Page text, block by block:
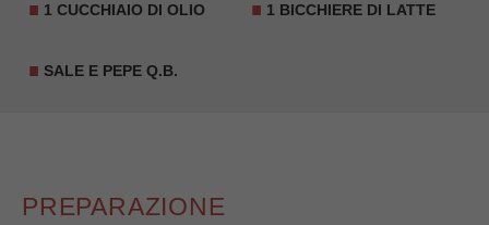
1 CUCCHIAIO DI OLIO 1 BICCHIERE DI LATTE
SALE E PEPE Q.B.
PREPARAZIONE